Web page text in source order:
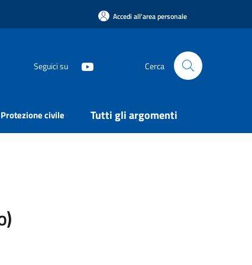
Accedi all'area personale
Seguici su Cerca
Protezione civile Tutti gli argomenti